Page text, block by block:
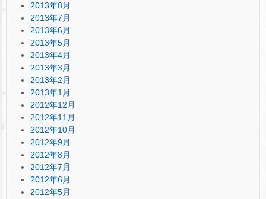
2013年8月
2013年7月
2013年6月
2013年5月
2013年4月
2013年3月
2013年2月
2013年1月
2012年12月
2012年11月
2012年10月
2012年9月
2012年8月
2012年7月
2012年6月
2012年5月